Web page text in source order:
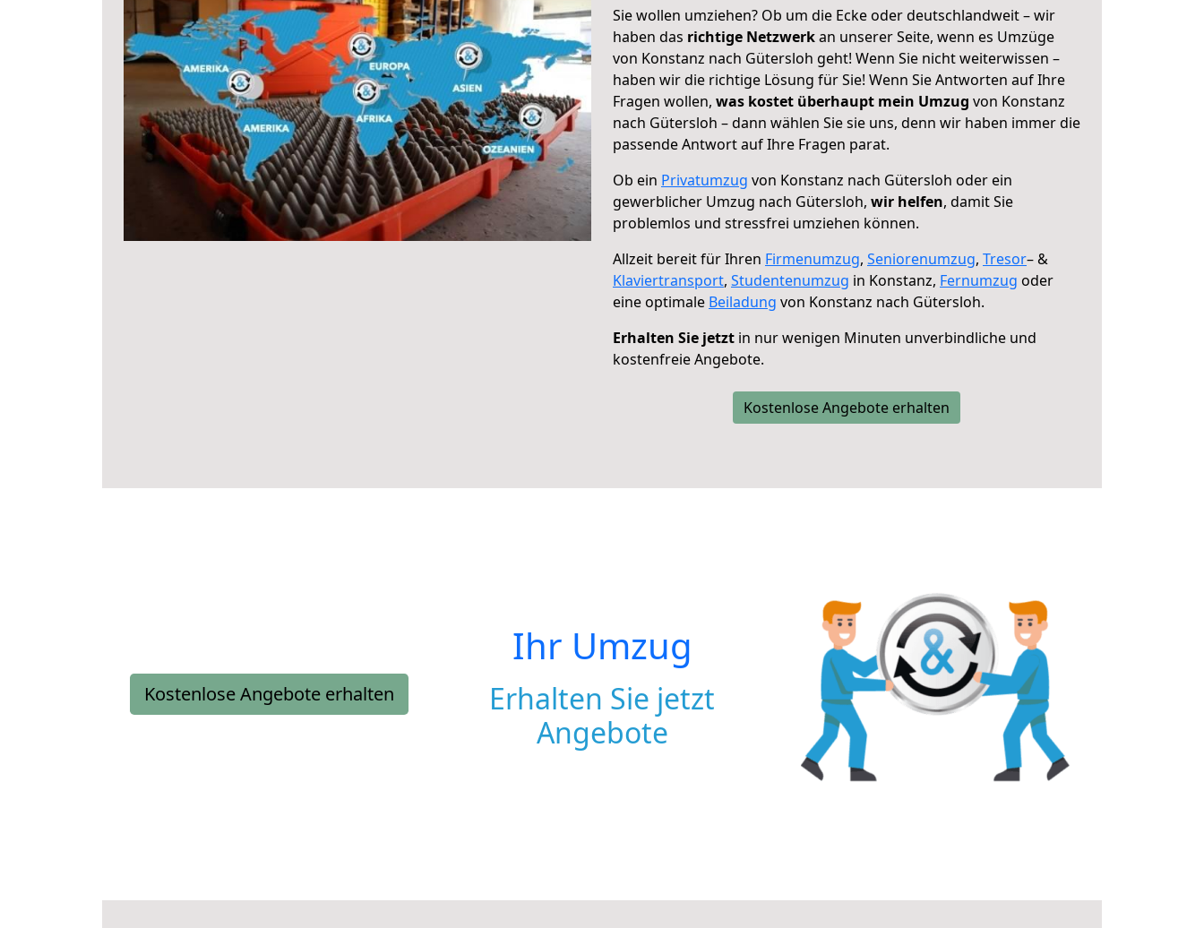
Sie wollen umziehen? Ob um die Ecke oder deutschlandweit – wir
haben das richtige Netzwerkan unserer Seite, wenn es Umzüge
von Konstanz nach Gütersloh geht! Wenn Sie nicht weiterwissen –
haben wir die richtige Lösung für Sie! Wenn Sie Antworten auf Ihre
Fragen wollen, was kostet überhaupt mein Umzug von Konstanz
nach Gütersloh – dann wählen Sie sie uns, denn wir haben immer die
passende Antwort auf Ihre Fragen parat.
Ob ein Privatumzug von Konstanz nach Gütersloh oder ein
gewerblicher Umzug nach Gütersloh, wir helfen, damit Sie
problemlos und stressfrei umziehen können.
Allzeit bereit für Ihren Firmenumzug, Seniorenumzug, Tresor– &
Klaviertransport, Studentenumzug in Konstanz, Fernumzug oder
eine optimale Beiladung von Konstanz nach Gütersloh.
Erhalten Sie jetzt in nur wenigen Minuten unverbindliche und
kostenfreie Angebote.
Kostenlose Angebote erhalten
Kostenlose Angebote erhalten
Ihr Umzug
Erhalten Sie jetzt
Angebote